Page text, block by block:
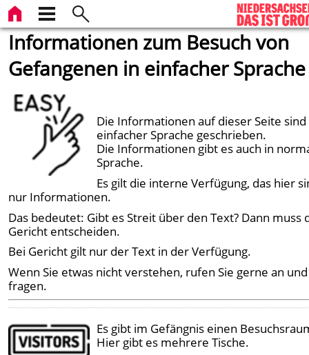
Informationen zum Besuch von
Gefangenen in einfacher Sprache
Die Informationen auf dieser Seite sind
einfacher Sprache geschrieben.
Die Informationen gibt es auch in
Sprache.
Es gilt die interne Verfügung, das hier
nur Informationen.
Das bedeutet: Gibt es Streit über den Text? Dann muss
Gericht entscheiden.
Bei Gericht gilt nur der Text in der Verfügung.
Wenn Sie etwas nicht verstehen, rufen Sie gerne an und
fragen.
Es gibt im Gefängnis einen
Hier gibt es mehrere Tische.